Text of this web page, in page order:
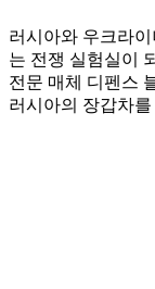
러시아와 우크라
는 전쟁 실험실이
전문 매체 디펜스
러시아의 장갑차